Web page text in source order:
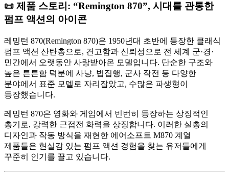
📜 제품 스토리: “Remington 870”, 시대를 관통한
펌프 액션의 아이콘
레밍턴 870(Remington 870)은 1950년대 초반에 등장한 클래식
펌프 액션 산탄총으로, 견고함과 신뢰성으로 전 세계 군·경·
민간에서 오랫동안 사랑받아온 모델입니다. 단순한 구조와
높은 튼튼함 덕분에 사냥, 법집행, 군사 작전 등 다양한
분야에서 표준 모델로 자리잡았고, 수많은 파생형이
등장했습니다.
레밍턴 870은 영화와 게임에서 빈번히 등장하는 상징적인
총기로, 강력한 근접전 화력을 상징합니다. 이러한 실총의
디자인과 작동 방식을 재현한 에어소프트 M870 계열
제품들은 현실감 있는 펌프 액션 경험을 찾는 유저들에게
꾸준히 인기를 끌고 있습니다.